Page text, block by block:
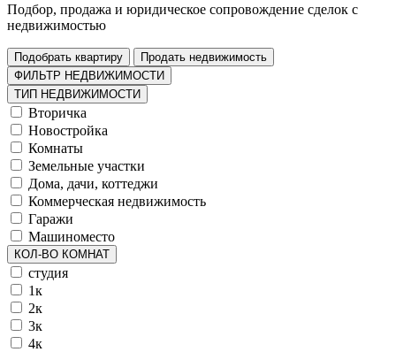
Подбор, продажа и юридическое сопровождение сделок с
недвижимостью
Подобрать квартиру
Продать недвижимость
ФИЛЬТР НЕДВИЖИМОСТИ
ТИП НЕДВИЖИМОСТИ
Вторичка
Новостройка
Комнаты
Земельные участки
Дома, дачи, коттеджи
Коммерческая недвижимость
Гаражи
Машиноместо
КОЛ-ВО КОМНАТ
студия
1к
2к
3к
4к